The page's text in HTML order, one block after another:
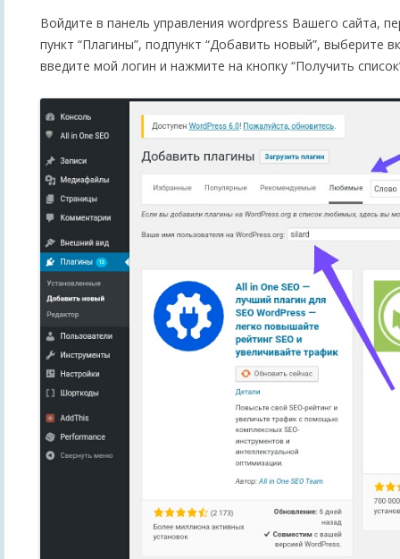
Войдите в панель управления wordpress Вашего сайта,
пункт “Плагины”, подпункт “Добавить новый”, выберите
введите мой логин и нажмите на кнопку “Получить